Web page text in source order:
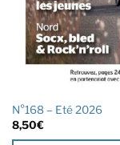
N°168 – Eté 2026
8,50€